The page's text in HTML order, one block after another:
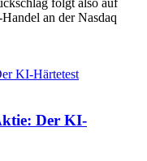
folgt also auf
an der Nasdaq
Der KI-